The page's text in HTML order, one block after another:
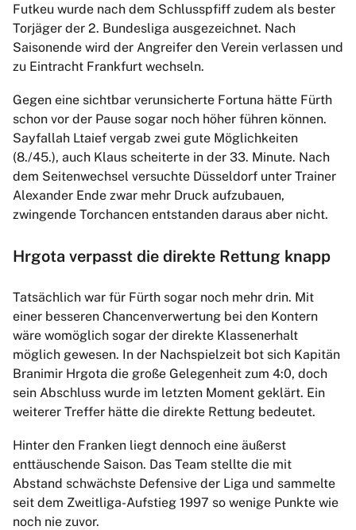
Futkeu wurde nach dem Schlusspfiff zudem als bester
Torjäger der 2. Bundesliga ausgezeichnet. Nach
Saisonende wird der Angreifer den Verein verlassen und
zu Eintracht Frankfurt wechseln.
Gegen eine sichtbar verunsicherte Fortuna hätte Fürth
schon vor der Pause sogar noch höher führen können.
Sayfallah Ltaief vergab zwei gute Möglichkeiten
(8./45.), auch Klaus scheiterte in der 33. Minute. Nach
dem Seitenwechsel versuchte Düsseldorf unter Trainer
Alexander Ende zwar mehr Druck aufzubauen,
zwingende Torchancen entstanden daraus aber nicht.
Hrgota verpasst die direkte Rettung knapp
Tatsächlich war für Fürth sogar noch mehr drin. Mit
einer besseren Chancenverwertung bei den Kontern
wäre womöglich sogar der direkte Klassenerhalt
möglich gewesen. In der Nachspielzeit bot sich Kapitän
Branimir Hrgota die große Gelegenheit zum 4:0, doch
sein Abschluss wurde im letzten Moment geklärt. Ein
weiterer Treffer hätte die direkte Rettung bedeutet.
Hinter den Franken liegt dennoch eine äußerst
enttäuschende Saison. Das Team stellte die mit
Abstand schwächste Defensive der Liga und sammelte
seit dem Zweitliga-Aufstieg 1997 so wenige Punkte wie
noch nie zuvor.